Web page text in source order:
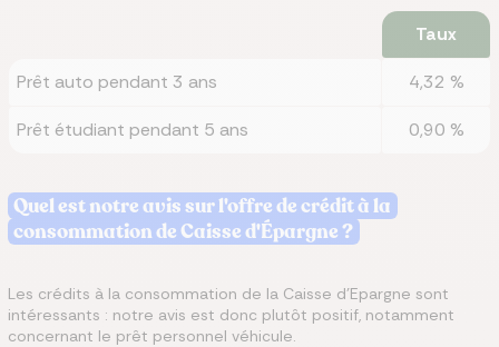
Taux
Prêt auto pendant 3 ans 4,32 %
Prêt étudiant pendant 5 ans 0,90 %
Quel est notre avis sur l'offre de crédit à la
consommation de Caisse d'Épargne ?
Les crédits à la consommation de la Caisse d’Epargne sont
intéressants : notre avis est donc plutôt positif, notamment
concernant le prêt personnel véhicule.